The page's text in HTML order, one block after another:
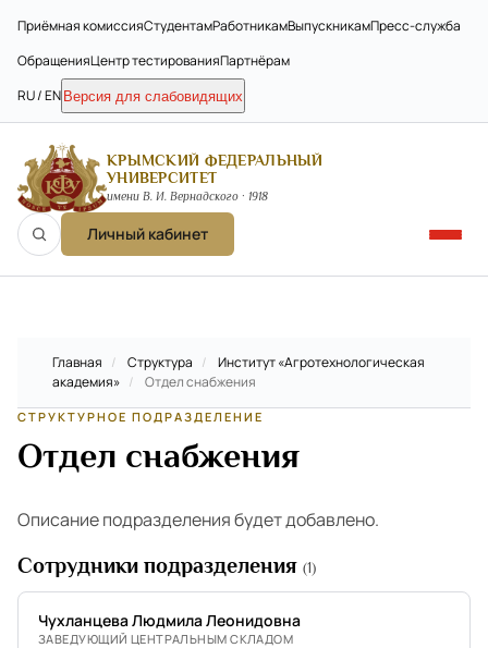
Приёмная комиссияСтудентамРаботникамВыпускникамПресс-служба
ОбращенияЦентр тестированияПартнёрам
RU / EN Версия для слабовидящих
КРЫМСКИЙ ФЕДЕРАЛЬНЫЙ
УНИВЕРСИТЕТ
имени В. И. Вернадского · 1918
Личный кабинет
Главная / Структура /
Институт «Агротехнологическая
академия» / Отдел снабжения
СТРУКТУРНОЕ ПОДРАЗДЕЛЕНИЕ
Отдел снабжения
Описание подразделения будет добавлено.
Сотрудники подразделения (1)
Чухланцева Людмила Леонидовна
ЗАВЕДУЮЩИЙ ЦЕНТРАЛЬНЫМ СКЛАДОМ